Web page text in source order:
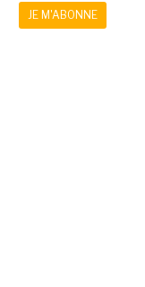
JE M'ABONNE